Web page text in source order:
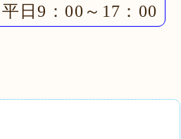
日9：00～17：00